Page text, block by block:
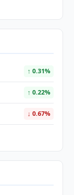
↑ 0.31%
↑ 0.22%
↓ 0.67%